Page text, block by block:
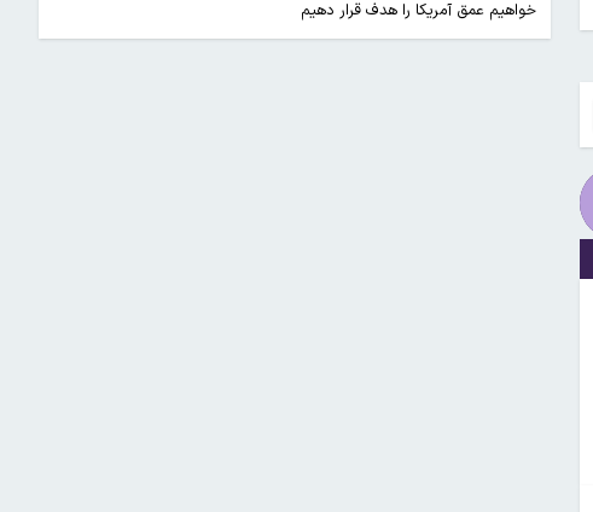
خواهیم عمق آمریکا را هدف قرار دهیم